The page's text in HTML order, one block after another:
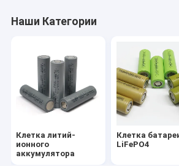
батарея 26650 4000mah
26650 батарея 5000mah
Батарея LMFP
Блок питания батареи
Наши Категории
Клетка литий-
ионного
аккумулятора
Клетка
LiFePO4